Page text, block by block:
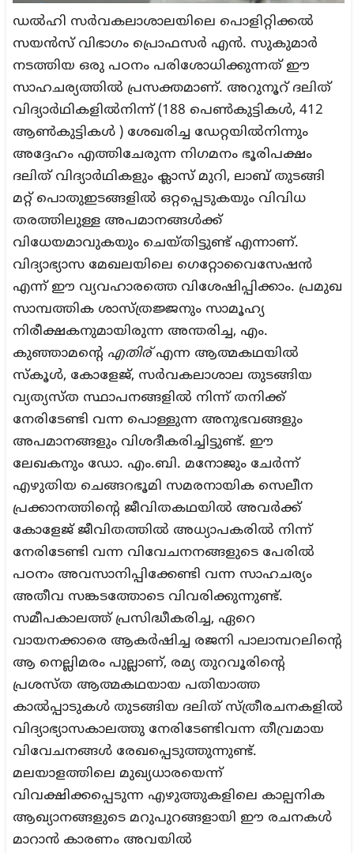
ഡൽഹി സർവകലാശാലയിലെ പൊളിറ്റിക്കൽ
സയൻസ് വിഭാഗം പ്രൊഫസർ എൻ. സുകുമാർ
നടത്തിയ ഒരു പഠനം പരിശോധിക്കുന്നത് ഈ
സാഹചര്യത്തിൽ പ്രസക്തമാണ്. അറുനൂറ് ദലിത്
വിദ്യാർഥികളിൽനിന്ന് (188 പെൺകുട്ടികൾ, 412
ആൺകുട്ടികൾ ) ശേഖരിച്ച ഡേറ്റയിൽനിന്നും
അദ്ദേഹം എത്തിചേരുന്ന നിഗമനം ഭൂരിപക്ഷം
ദലിത് വിദ്യാർഥികളും ക്ലാസ് മുറി, ലാബ് തുടങ്ങി
മറ്റ് പൊതുഇടങ്ങളിൽ ഒറ്റപ്പെടുകയും വിവിധ
തരത്തിലുള്ള അപമാനങ്ങൾക്ക്
വിധേയമാവുകയും ചെയ്തിട്ടുണ്ട് എന്നാണ്.
വിദ്യാഭ്യാസ മേഖലയിലെ ഗെറ്റോവൈസേഷൻ
എന്ന് ഈ വ്യവഹാരത്തെ വിശേഷിപ്പിക്കാം. പ്രമുഖ
സാമ്പത്തിക ശാസ്ത്രജ്ജനും സാമൂഹ്യ
നിരീക്ഷകനുമായിരുന്ന അന്തരിച്ച, എം.
കുഞ്ഞാമന്റെ എതിര്എന്ന ആത്മകഥയിൽ
സ്കൂൾ, കോളേജ്, സർവകലാശാല തുടങ്ങിയ
വ്യത്യസ്ത സ്ഥാപനങ്ങളിൽ നിന്ന് തനിക്ക്
നേരിടേണ്ടി വന്ന പൊള്ളുന്ന അനുഭവങ്ങളും
അപമാനങ്ങളും വിശദീകരിച്ചിട്ടുണ്ട്. ഈ
ലേഖകനും ഡോ. എം.ബി. മനോജും ചേർന്ന്
എഴുതിയ ചെങ്ങറഭൂമി സമരനായിക സെലീന
പ്രക്കാനത്തിന്റെ ജീവിതകഥയിൽ അവർക്ക്
കോളേജ് ജീവിതത്തിൽ അധ്യാപകരിൽ നിന്ന്
നേരിടേണ്ടി വന്ന വിവേചനനങ്ങളുടെ പേരിൽ
പഠനം അവസാനിപ്പിക്കേണ്ടി വന്ന സാഹചര്യം
അതീവ സങ്കടത്തോടെ വിവരിക്കുന്നുണ്ട്.
സമീപകാലത്ത് പ്രസിദ്ധീകരിച്ച, ഏറെ
വായനക്കാരെ ആകർഷിച്ച രജനി പാലാമ്പറലിന്റെ
ആ നെല്ലിമരം പുല്ലാണ്, രമ്യ തുറവൂരിന്റെ
പ്രശസ്ത ആത്മകഥയായ പതിയാത്ത
കാൽപ്പാടുകൾ തുടങ്ങിയ ദലിത് സ്ത്രീരചനകളിൽ
വിദ്യാഭ്യാസകാലത്തു നേരിടേണ്ടിവന്ന തീവ്രമായ
വിവേചനങ്ങൾ രേഖപ്പെടുത്തുന്നുണ്ട്.
മലയാളത്തിലെ മുഖ്യധാരയെന്ന്
വിവക്ഷിക്കപ്പെടുന്ന എഴുത്തുകളിലെ കാല്പനിക
ആഖ്യാനങ്ങളുടെ മറുപുറങ്ങളായി ഈ രചനകൾ
മാറാൻ കാരണം അവയിൽ